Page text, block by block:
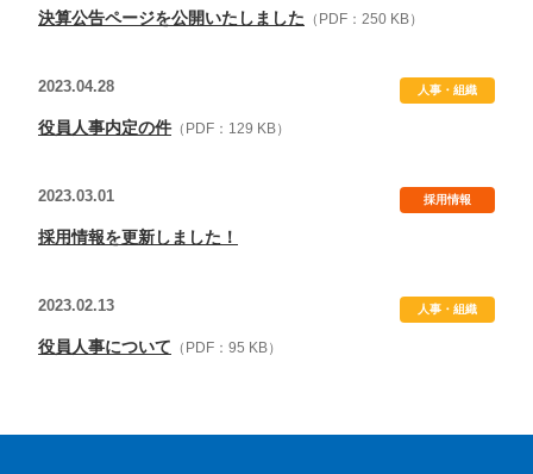
決算公告ページを公開いたしました （PDF：250 KB）
2023.04.28 人事・組織
役員人事内定の件（PDF：129 KB）
2023.03.01 採用情報
採用情報を更新しました！
2023.02.13 人事・組織
役員人事について （PDF：95 KB）